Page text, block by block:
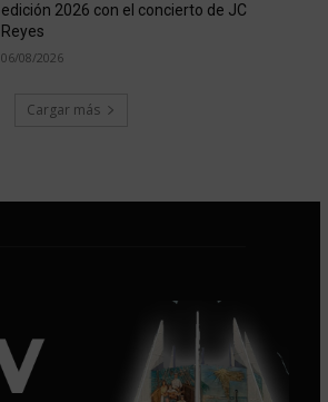
edición 2026 con el concierto de JC
Reyes
06/08/2026
Cargar más